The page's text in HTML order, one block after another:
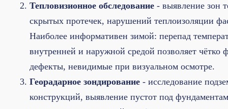
Тепловизионное обследование- выявление зон
скрытых протечек, нарушений теплоизоляции
Наиболее информативен зимой: перепад
внутренней и наружной средой позволяет чётко
дефекты, невидимые при визуальном осмотре.
Георадарное зондирование- исследование
конструкций, выявление пустот под